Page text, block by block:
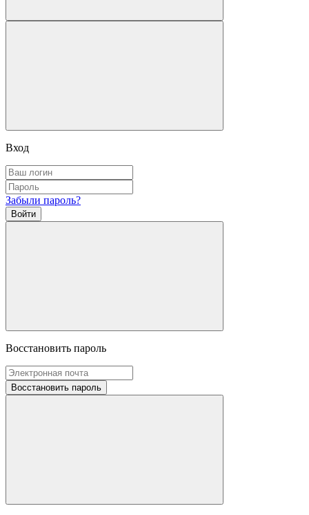
Вход
Забыли пароль?
Войти
Восстановить пароль
Восстановить пароль